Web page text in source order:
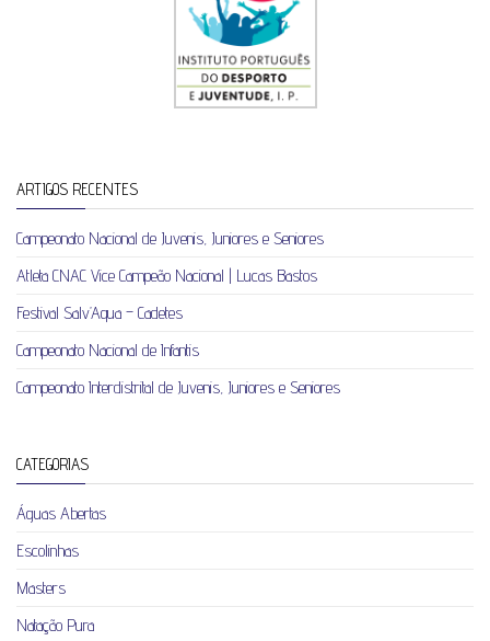
ARTIGOS RECENTES
Campeonato Nacional de Juvenis, Juniores e Seniores
Atleta CNAC Vice Campeão Nacional | Lucas Bastos
Festival Salv’Aqua – Cadetes
Campeonato Nacional de Infantis
Campeonato Interdistrital de Juvenis, Juniores e Seniores
CATEGORIAS
Águas Abertas
Escolinhas
Masters
Natação Pura